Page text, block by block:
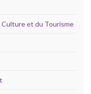
Culture et du Tourisme